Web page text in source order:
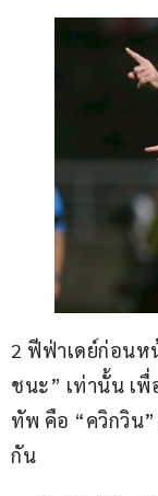
2 ฟีฟ่าเดย์ก่อนห
ชนะ” เท่านั้น เพื่
ทัพ คือ “ควิกวิน
กัน